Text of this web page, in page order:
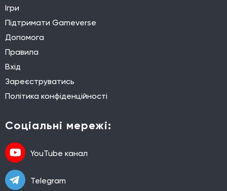
Ігри
Підтримати Gameverse
Допомога
Правила
Вхід
Зареєструватись
Політика конфіденційності
Соціальні мережі:
YouTube канал
Telegram